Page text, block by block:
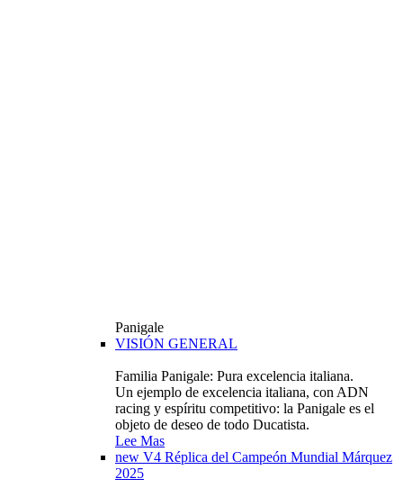
Panigale
VISIÓN GENERAL
Familia Panigale: Pura excelencia italiana.
Un ejemplo de excelencia italiana, con ADN
racing y espíritu competitivo: la Panigale es el
objeto de deseo de todo Ducatista.
Lee Mas
new V4 Réplica del Campeón Mundial Márquez
2025